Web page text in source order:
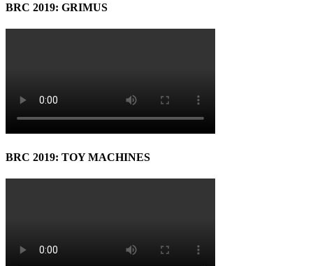
BRC 2019: GRIMUS
BRC 2019: TOY MACHINES